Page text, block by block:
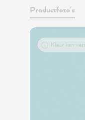
Productfoto's
Kleur kan